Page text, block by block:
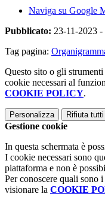
Naviga su Google
Pubblicato: 23-11-2023 -
Tag pagina:
Questo sito o gli
cookie necessari al
COOKIE POLICY.
Personalizza Rifiuta tutti
Gestione cookie
In questa schermata è
I cookie necessari sono
piattaforma e non è
Per conoscere quali sono
visionare la COOKIE